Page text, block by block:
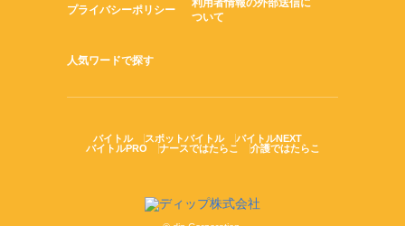
プライバシーポリシー
利用者情報の外部送信に
ついて
人気ワードで探す
バイトル スポットバイトル
バイトルNEXT
バイトルPRO
ナースではたらこ 介護ではたらこ